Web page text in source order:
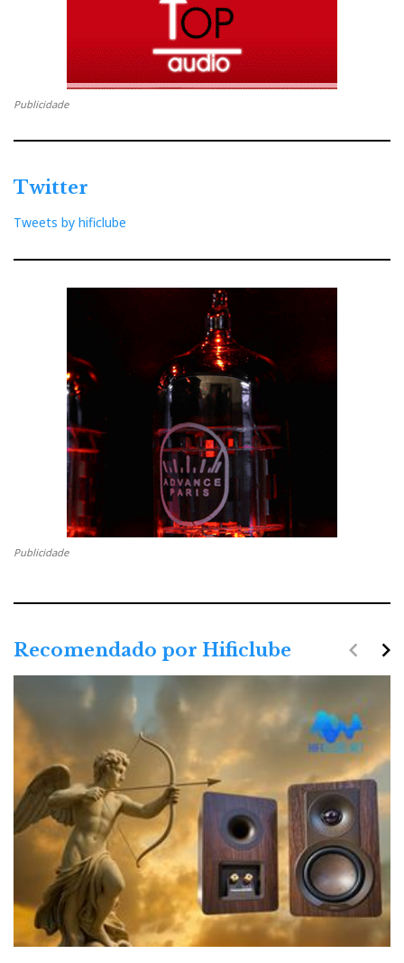
Publicidade
Twitter
Tweets by hificlube
Publicidade
Recomendado por Hificlube navigate_next
navigate_before